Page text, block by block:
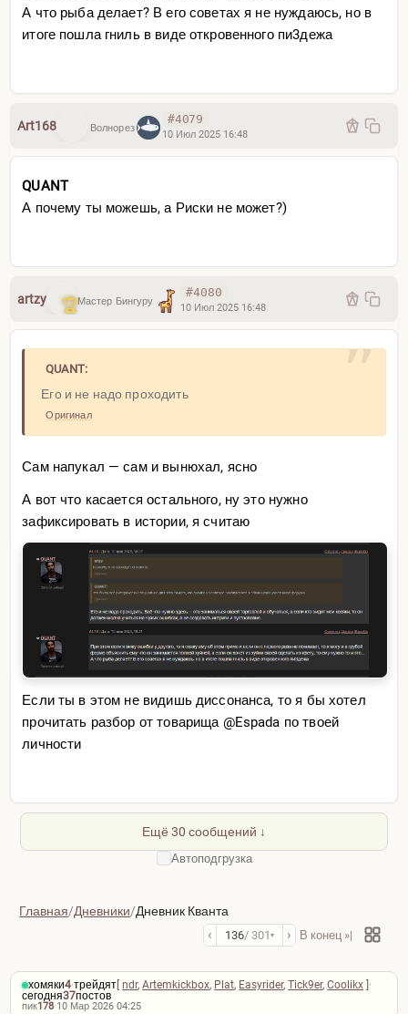
А что рыба делает? В его советах я не нуждаюсь, но в
итоге пошла гниль в виде откровенного пи3дежа
Art168 Волнорез
#4079
10 Июл 2025 16:48
QUANT
А почему ты можешь, а Риски не может?)
artzy Мастер Бингуру
#4080
10 Июл 2025 16:48
QUANT:
Его и не надо проходить
Оригинал
Сам напукал — сам и вынюхал, ясно
А вот что касается остального, ну это нужно
зафиксировать в истории, я считаю
Если ты в этом не видишь диссонанса, то я бы хотел
прочитать разбор от товарища @Espada по твоей
личности
Ещё 30 сообщений ↓
Автоподгрузка
Главная/Дневники/Дневник Кванта
‹ 136/ 301 ▾ › В конец »|
хомяки4·трейдят [ndr,Artemkickbox, Plat, Easyrider,Tick9er,Coolikx ·
сегодня37постов
пик178·10 Мар 2026 04:25